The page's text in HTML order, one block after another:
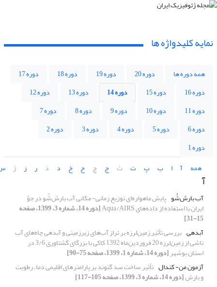
نمایه کلیدواژه ها
همه دوره ها دوره 20 دوره 19 دوره 18
دوره 17
دوره 16
دوره 15 دوره 14 دوره 13
دوره 12
دوره 11
دوره 10 دوره 9 دوره 8
دوره 7
دوره 6
دوره 5 دوره 4 دوره 3
دوره 2
دوره 1
همه
آ ا ب پ ت ث ج چ ح خ د ذ ر ز ژ
آ
آب بارش‌شُو پایش ماهواره‌ای توزیع زمانی- مکانی آب بارش‌شُو در جوّ
ایران با استفاده از داده‌های Aqua/AIRS [دوره 14، شماره 3، 1399، صفحه
15-31]
آبدهی بررسی تأثیر زمین‌لرزه بر تراز آب‌های زیرزمینی و آبدهی چاه‌های آب
ناشی از زمین‌لرزه 20 فروردین‌ماه 1392 کاکی با بزرگای گشتاوری 3/6 در
استان بوشهر[دوره 14، شماره 1، 1399، صفحه 75-90]
آزمون من- کندال تأثیر ساخت سد گتوند بر پارامترهای اقلیمی دما، رطوبت
و بارش[دوره 14، شماره 3، 1399، صفحه 105-117]